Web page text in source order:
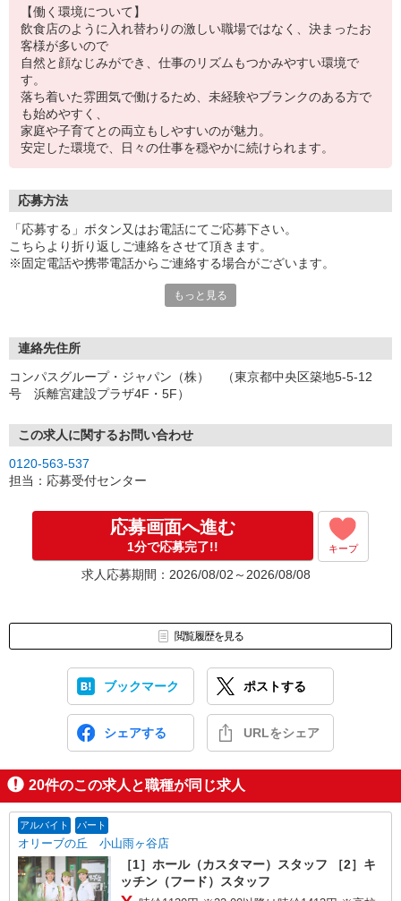
【働く環境について】
飲食店のように入れ替わりの激しい職場ではなく、決まったお
客様が多いので
自然と顔なじみができ、仕事のリズムもつかみやすい環境で
す。
落ち着いた雰囲気で働けるため、未経験やブランクのある方で
も始めやすく、
家庭や子育てとの両立もしやすいのが魅力。
安定した環境で、日々の仕事を穏やかに続けられます。
応募方法
「応募する」ボタン又はお電話にてご応募下さい。
こちらより折り返しご連絡をさせて頂きます。
※固定電話や携帯電話からご連絡する場合がございます。
［2］携帯のショートメッセージ（SMS）に質問フォームをお送り
メッセージに従ってご質問にご回答頂き、ご都合の良い面接日
程をご選択ください♪
連絡させて頂きます。
↓
［3］面接実施。履歴書（写真貼付）をお持ちください。
面接では仕事内容や職場についてなど、気になることやご希望は
［4］ 採用決定のご連絡。勤務開始日もお気軽にご相談ください。
【電話受付】
もっと見る
連絡先住所
コンパスグループ・ジャパン（株） （東京都中央区築地5-5-12
号 浜離宮建設プラザ4F・5F）
この求人に関するお問い合わせ
0120-563-537
担当：応募受付センター
応募画面へ進む
1分で応募完了!! キープ
求人応募期間：2026/08/02～2026/08/08
閲覧履歴を見る
ブックマーク ポストする
シェアする URLをシェア
20件のこの求人と職種が同じ求人
アルバイト パート
オリーブの丘 小山雨ヶ谷店
［1］ホール（カスタマー）スタッフ ［2］キ
ッチン（フード）スタッフ